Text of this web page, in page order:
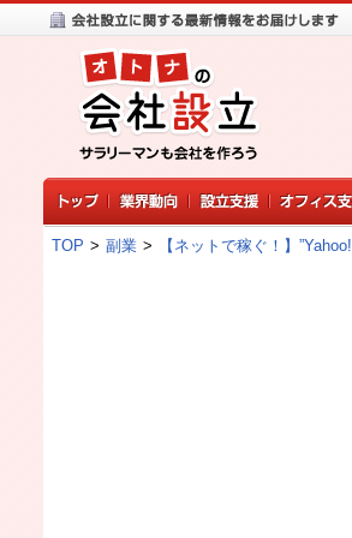
TOP > 副業 > 【ネットで稼ぐ！】